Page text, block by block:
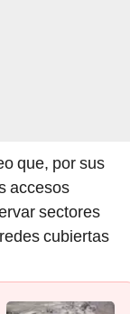
que, por sus
accesos
sectores
cubiertas